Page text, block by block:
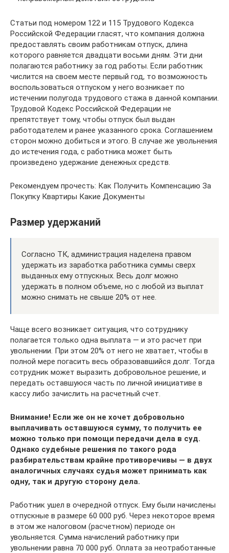
Статьи под номером 122 и 115 Трудового Кодекса
Российской Федерации гласят, что компания должна
предоставлять своим работникам отпуск, длина
которого равняется двадцати восьми дням. Эти дни
полагаются работнику за год работы. Если работник
числится на своем месте первый год, то возможность
воспользоваться отпуском у него возникает по
истечении полугода трудового стажа в данной компании.
Трудовой Кодекс Российской Федерации не
препятствует тому, чтобы отпуск был выдан
работодателем и ранее указанного срока. Соглашением
сторон можно добиться и этого. В случае же увольнения
до истечения года, с работника может быть
произведено удержание денежных средств.
Рекомендуем прочесть: Как Получить Компенсацию За
Покупку Квартиры Какие Документы
Размер удержаний
Согласно ТК, администрация наделена правом
удержать из заработка работника суммы сверх
выданных ему отпускных. Весь долг можно
удержать в полном объеме, но с любой из выплат
можно снимать не свыше 20% от нее.
Чаще всего возникает ситуация, что сотруднику
полагается только одна выплата — и это расчет при
увольнении. При этом 20% от него не хватает, чтобы в
полной мере погасить весь образовавшийся долг. Тогда
сотрудник может выразить добровольное решение, и
передать оставшуюся часть по личной инициативе в
кассу либо зачислить на расчетный счет.
Внимание! Если же он не хочет добровольно
выплачивать оставшуюся сумму, то получить ее
можно только при помощи передачи дела в суд.
Однако судебные решения по такого рода
разбирательствам крайне противоречивы — в двух
аналогичных случаях судья может принимать как
одну, так и другую сторону дела.
Работник ушел в очередной отпуск. Ему были начислены
отпускные в размере 60 000 руб. Через некоторое время
в этом же налоговом (расчетном) периоде он
увольняется. Сумма начислений работнику при
увольнении равна 70 000 руб. Оплата за неотработанные